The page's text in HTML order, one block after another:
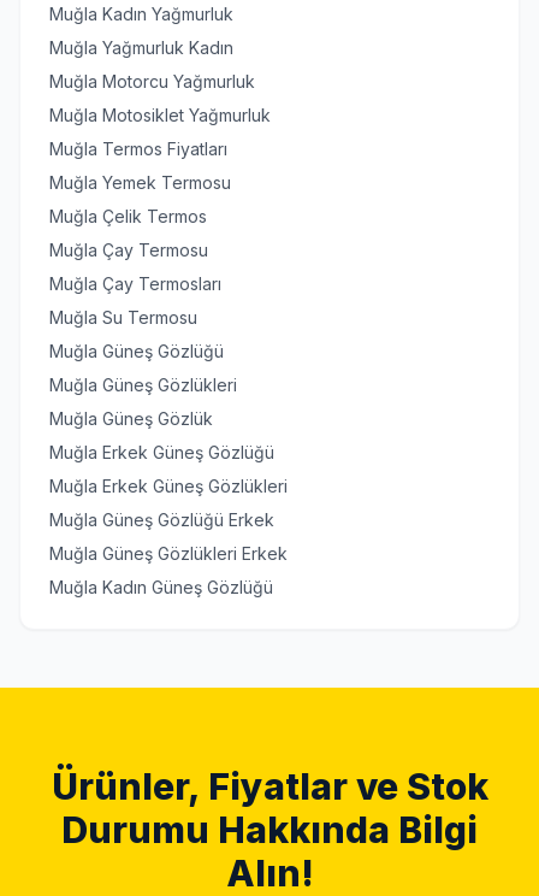
Muğla Kadın Yağmurluk
Muğla Yağmurluk Kadın
Muğla Motorcu Yağmurluk
Muğla Motosiklet Yağmurluk
Muğla Termos Fiyatları
Muğla Yemek Termosu
Muğla Çelik Termos
Muğla Çay Termosu
Muğla Çay Termosları
Muğla Su Termosu
Muğla Güneş Gözlüğü
Muğla Güneş Gözlükleri
Muğla Güneş Gözlük
Muğla Erkek Güneş Gözlüğü
Muğla Erkek Güneş Gözlükleri
Muğla Güneş Gözlüğü Erkek
Muğla Güneş Gözlükleri Erkek
Muğla Kadın Güneş Gözlüğü
Ürünler, Fiyatlar ve Stok
Durumu Hakkında Bilgi
Alın!